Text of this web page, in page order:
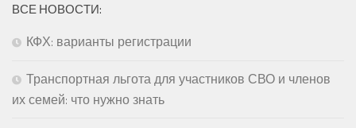
ВСЕ НОВОСТИ:
КФХ: варианты регистрации
Транспортная льгота для участников СВО и членов
их семей: что нужно знать